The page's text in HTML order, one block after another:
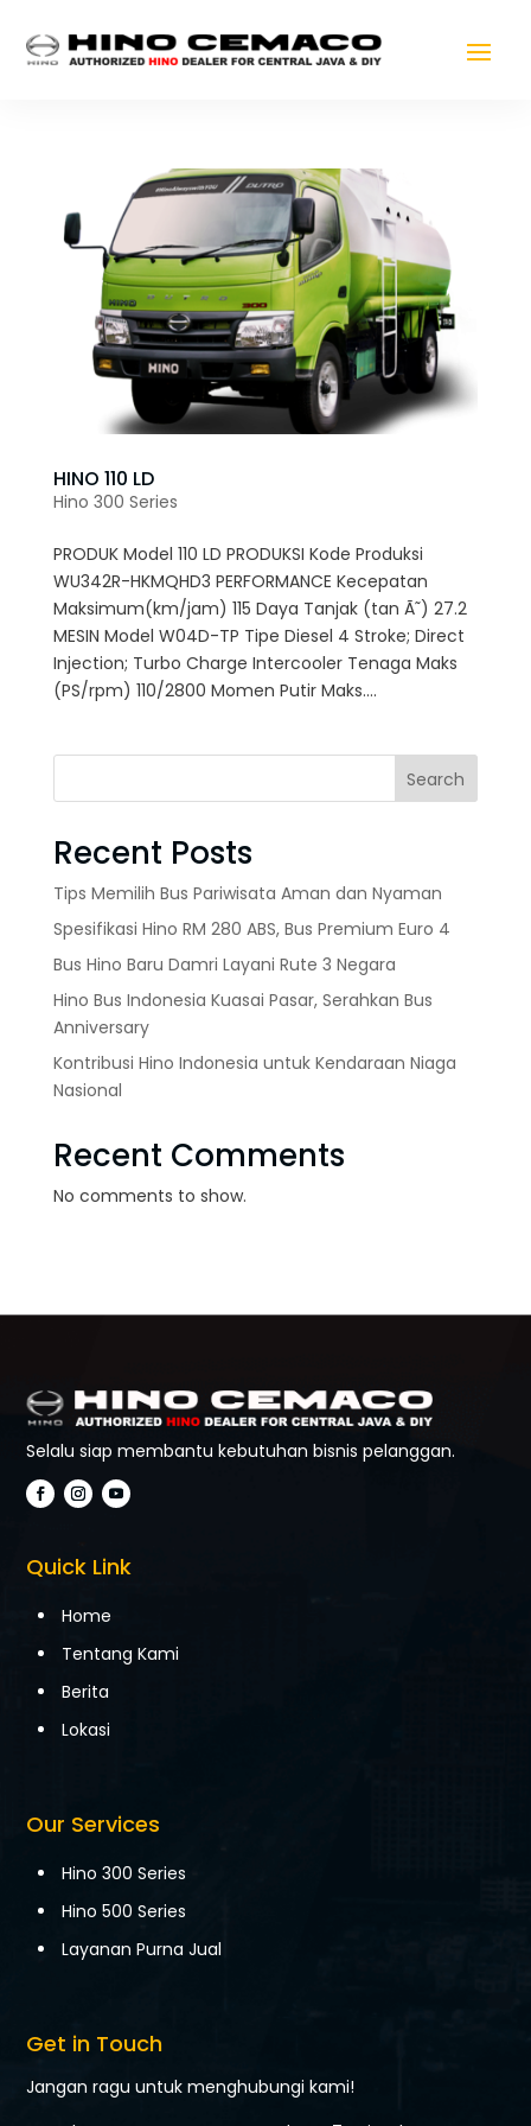
HINO 110 LD
Hino 300 Series
PRODUK Model 110 LD PRODUKSI Kode Produksi
WU342R-HKMQHD3 PERFORMANCE Kecepatan
Maksimum(km/jam) 115 Daya Tanjak (tan Ã˜) 27.2
MESIN Model W04D-TP Tipe Diesel 4 Stroke; Direct
Injection; Turbo Charge Intercooler Tenaga Maks
(PS/rpm) 110/2800 Momen Putir Maks....
Search
Recent Posts
Tips Memilih Bus Pariwisata Aman dan Nyaman
Spesifikasi Hino RM 280 ABS, Bus Premium Euro 4
Bus Hino Baru Damri Layani Rute 3 Negara
Hino Bus Indonesia Kuasai Pasar, Serahkan Bus
Anniversary
Kontribusi Hino Indonesia untuk Kendaraan Niaga
Nasional
Recent Comments
No comments to show.
Selalu siap membantu kebutuhan bisnis pelanggan.
Quick Link
Home
Tentang Kami
Berita
Lokasi
Our Services
Hino 300 Series
Hino 500 Series
Layanan Purna Jual
Get in Touch
Jangan ragu untuk menghubungi kami!